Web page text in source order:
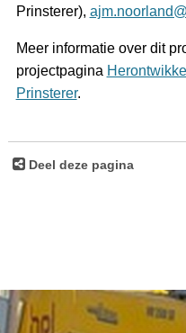
Prinsterer),
Meer informatie over dit
projectpagina
Prinsterer.
Deel deze pagina